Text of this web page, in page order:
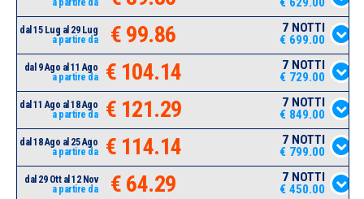
a partire da
dal 15 Lug al 29 Lug
a partire da
€ 99.86
7 NOTTI
€ 699.00
dal 9 Ago al 11 Ago
a partire da
€ 104.14
7 NOTTI
€ 729.00
dal 11 Ago al 18 Ago
a partire da
€ 121.29
7 NOTTI
€ 849.00
dal 18 Ago al 25 Ago
a partire da
€ 114.14
7 NOTTI
€ 799.00
dal 29 Ott al 12 Nov
a partire da
€ 64.29
7 NOTTI
€ 450.00